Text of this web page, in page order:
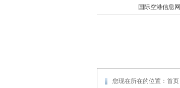
国际空港信息网
您现在所在的位置： 首页